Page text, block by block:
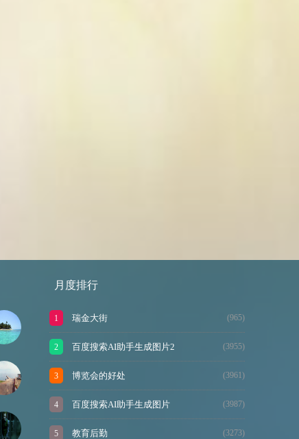
月度排行
瑞金大街 (965)
百度搜索AI助手生成图片2 (3955)
博览会的好处 (3961)
百度搜索AI助手生成图片 (3987)
教育后勤 (3273)